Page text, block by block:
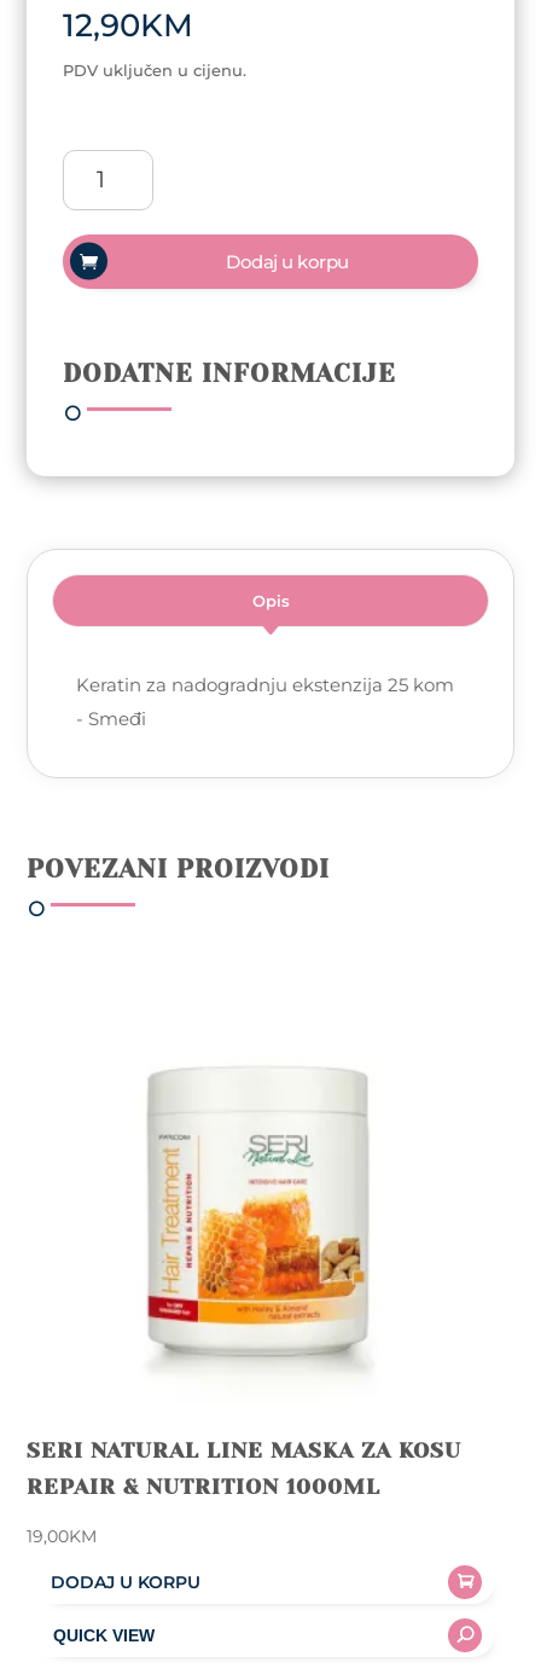
12,90KM
PDV uključen u cijenu.
Keratin
nadogradnju
ekstenzija
25
kom
količina
Dodaj u korpu
DODATNE INFORMACIJE
Opis
Keratin za nadogradnju ekstenzija 25 kom
- Smeđi
POVEZANI PROIZVODI
SERI NATURAL LINE MASKA ZA KOSU
REPAIR & NUTRITION 1000ML
19,00KM
DODAJ U KORPU